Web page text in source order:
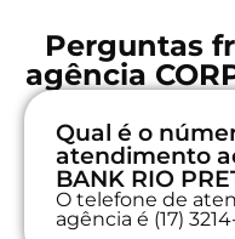
Perguntas
agência
Qual é o
atendimento
BANK RIO
O telefone de
agência é (17)